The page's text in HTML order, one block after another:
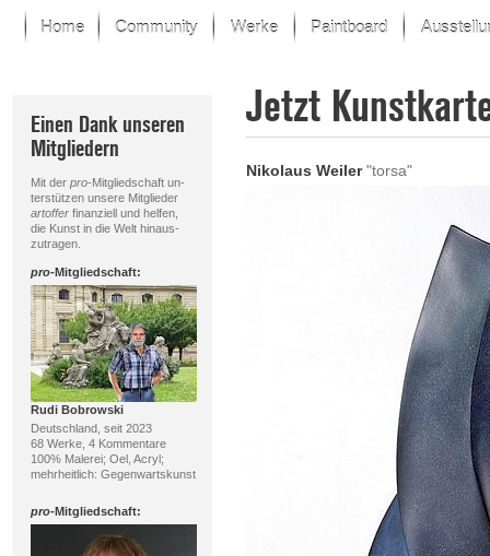
Home Community Werke
Der letzte Monat im Fokus
Alle Fokus-Werke
Fokus-Werke
Paintboard
Einen Dank unseren
Mitgliedern
Mit der pro-Mitgliedschaft un-
terstützen unsere Mitglieder
artofferfinanziell und helfen,
die Kunst in die Welt hinaus-
zutragen.
pro-Mitgliedschaft:
Rudi Bobrowski
Deutschland, seit 2023
68 Werke, 4 Kommentare
100% Malerei; Oel, Acryl;
mehrheitlich: Gegenwartskunst
pro-Mitgliedschaft:
Jetzt
Nikolaus Weiler"torsa"